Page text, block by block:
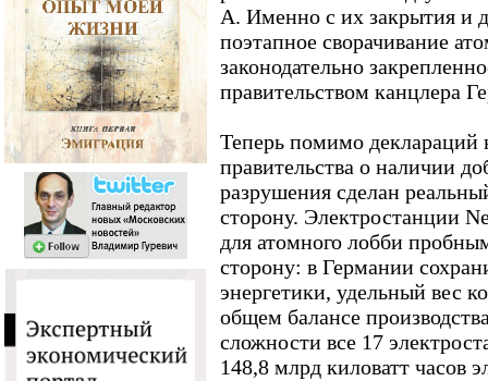
A. Именно с их закрытия и
поэтапное сворачивание
законодательно
правительством канцлера
Теперь помимо деклараций
правительства о наличии
разрушения сделан
сторону. Электростанции
для атомного лобби
сторону: в Германии
энергетики, удельный вес
общем балансе
сложности все 17
148,8 млрд киловатт часов